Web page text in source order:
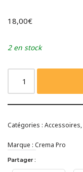
18,00€
2 en stock
Catégories : Accessoires,
Marque : Crema Pro
Partager :